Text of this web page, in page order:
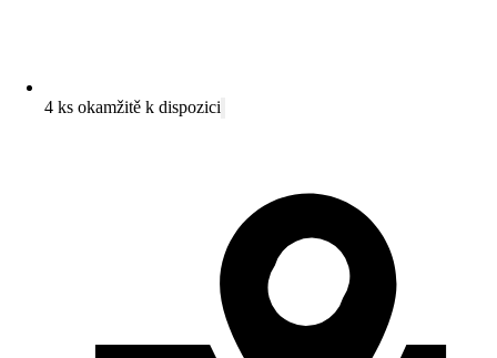
4 ks okamžitě k dispozici